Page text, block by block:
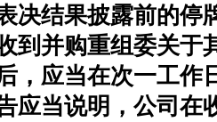
决结果披露前的停
并购重组委关于
，应当在次一工作
应当说明，公司在